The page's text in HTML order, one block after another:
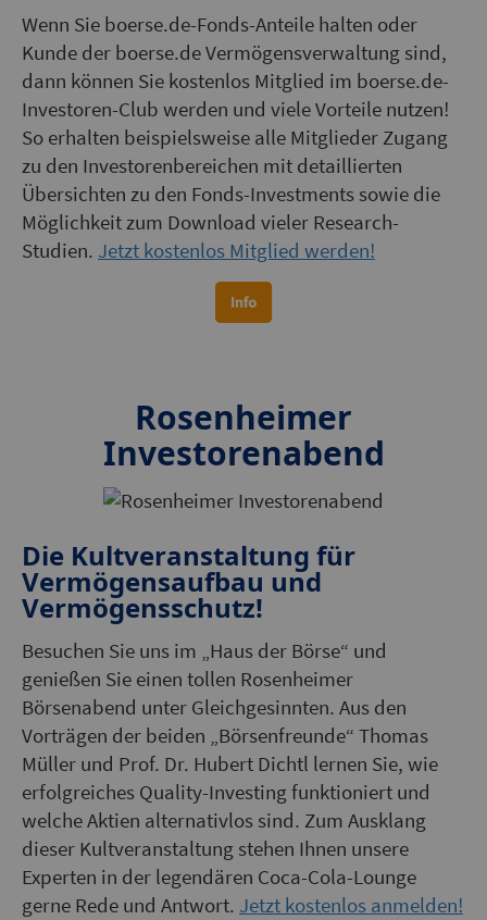
Wenn Sie boerse.de-Fonds-Anteile halten oder
Kunde der boerse.de Vermögensverwaltung sind,
dann können Sie kostenlos Mitglied im boerse.de-
Investoren-Club werden und viele Vorteile nutzen!
So erhalten beispielsweise alle Mitglieder Zugang
zu den Investorenbereichen mit detaillierten
Übersichten zu den Fonds-Investments sowie die
Möglichkeit zum Download vieler Research-
Studien. Jetzt kostenlos Mitglied werden!
Rosenheimer
Investorenabend
Die Kultveranstaltung für
Vermögensaufbau und
Vermögensschutz!
Besuchen Sie uns im „Haus der Börse“ und
genießen Sie einen tollen Rosenheimer
Börsenabend unter Gleichgesinnten. Aus den
Vorträgen der beiden „Börsenfreunde“ Thomas
Müller und Prof. Dr. Hubert Dichtl lernen Sie, wie
erfolgreiches Quality-Investing funktioniert und
welche Aktien alternativlos sind. Zum Ausklang
dieser Kultveranstaltung stehen Ihnen unsere
Experten in der legendären Coca-Cola-Lounge
gerne Rede und Antwort. Jetzt kostenlos anmelden!